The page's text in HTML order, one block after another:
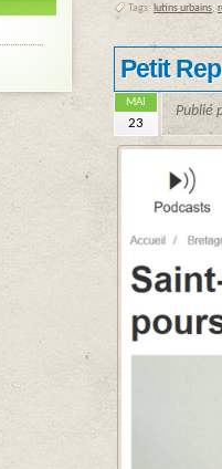
Tags: lutins urbains,
Petit
MAI
23
Publié